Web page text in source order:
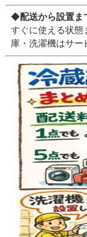
◆配送から設置ま
すぐに使える状態
庫・洗濯機はサー